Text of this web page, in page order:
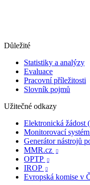
Důležité
Statistiky a analýzy
Evaluace
Pracovní příležitosti
Slovník pojmů
Užitečné odkazy
Elektronická žádost
Monitorovací
Generátor nástrojů
MMR.cz 
OPTP 
IROP 
Evropská komise v